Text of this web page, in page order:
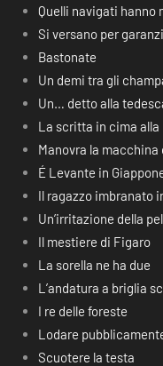
Quelli navigati hanno
Si versano per
Bastonate
Un demi tra gli
Un… detto alla
La scritta in cima alla
Manovra la macchina
É Levante in
Il ragazzo imbranato
Un’irritazione della
Il mestiere di Figaro
La sorella ne ha due
L’andatura a briglia
I re delle foreste
Lodare
Scuotere la testa